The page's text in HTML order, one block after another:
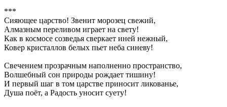
***
Сияющее царство! Звенит морозец свежий,
Алмазным переливом играет на свету!
Как в космосе созведья сверкает иней нежный,
Ковер кристаллов белых пьет неба синеву!
Свечением прозрачным наполненно пространство,
Волшебный сон природы рождает тишину!
И первый шаг в том царстве приносит ликованье,
Душа поёт, а Радость уносит суету!